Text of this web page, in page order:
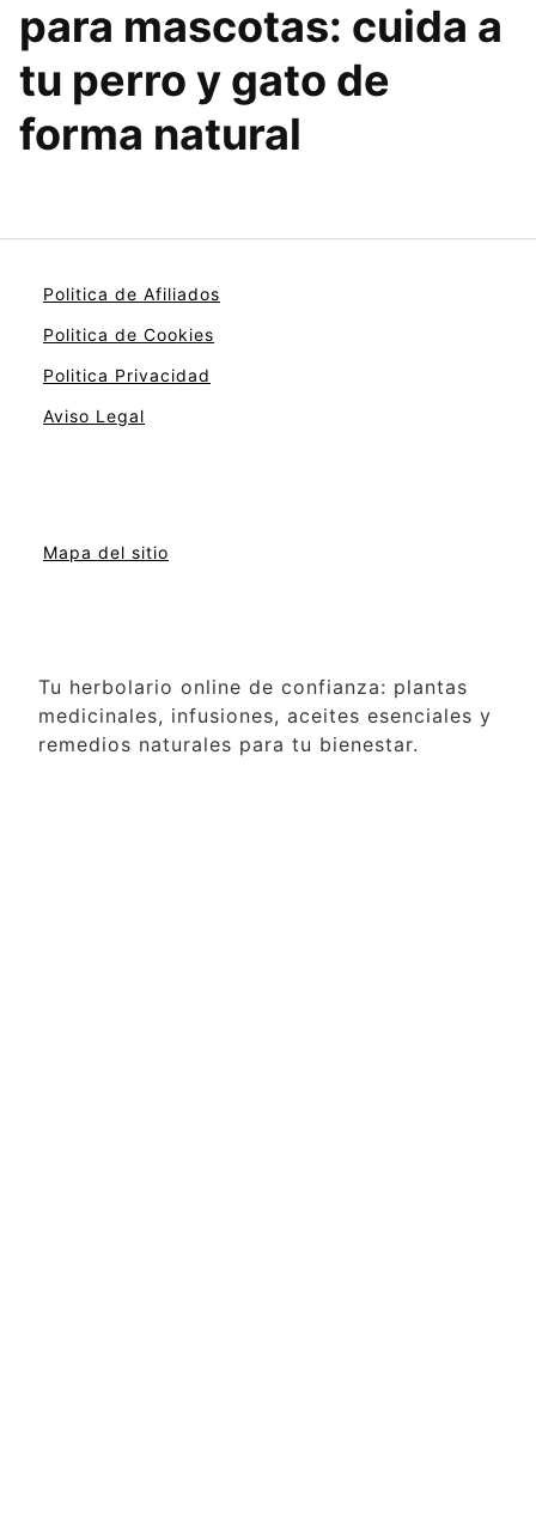
para mascotas: cuida a
tu perro y gato de
forma natural
Politica de Afiliados
Politica de Cookies
Politica Privacidad
Aviso Legal
Mapa del sitio
Tu herbolario online de confianza: plantas
medicinales, infusiones, aceites esenciales y
remedios naturales para tu bienestar.